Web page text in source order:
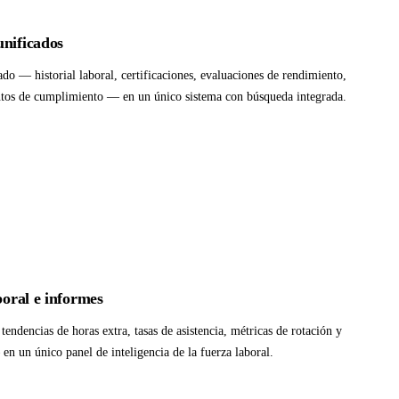
— historial laboral, certificaciones, evaluaciones de rendimiento,
de cumplimiento — en un único sistema con búsqueda integrada.
e informes
de horas extra, tasas de asistencia, métricas de rotación y
un único panel de inteligencia de la fuerza laboral.